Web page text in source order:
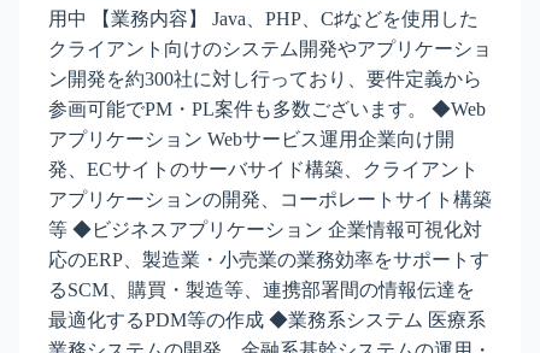
用中 【業務内容】 Java、PHP、C♯などを使用した
クライアント向けのシステム開発やアプリケーショ
ン開発を約300社に対し行っており、要件定義から
参画可能でPM・PL案件も多数ございます。 ◆Web
アプリケーション Webサービス運用企業向け開
発、ECサイトのサーバサイド構築、クライアント
アプリケーションの開発、コーポレートサイト構築
等 ◆ビジネスアプリケーション 企業情報可視化対
応のERP、製造業・小売業の業務効率をサポートす
るSCM、購買・製造等、連携部署間の情報伝達を
最適化するPDM等の作成 ◆業務系システム 医療系